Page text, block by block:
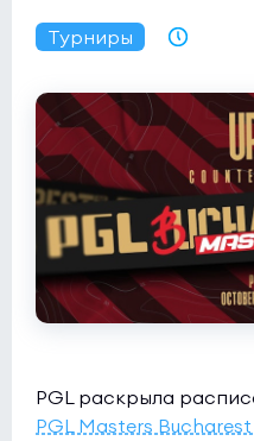
Турниры
PGL раскрыла
PGL Masters Bucharest